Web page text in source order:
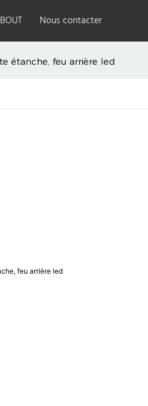
Nous contacter
étanche, feu arrière led